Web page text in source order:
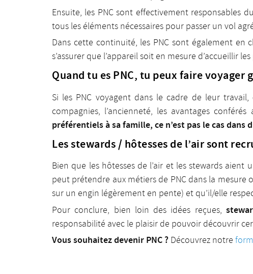
Ensuite, les PNC sont effectivement responsables
tous les éléments nécessaires pour passer un vol
Dans cette continuité, les PNC sont également en
s’assurer que l’appareil soit en mesure d’accueillir
Quand tu es PNC, tu peux faire
Si les PNC voyagent dans le cadre de leur
compagnies, l’ancienneté, les avantages conférés
préférentiels à sa famille, ce n’est pas le cas dans
Les stewards / hôtesses de l’air sont
Bien que les hôtesses de l’air et les stewards aient
peut prétendre aux métiers de PNC dans la
sur un engin légèrement en pente) et qu’il/elle
Pour conclure, bien loin des idées reçues,
responsabilité avec le plaisir de pouvoir découvrir
Vous souhaitez devenir PNC ? Découvrez notre